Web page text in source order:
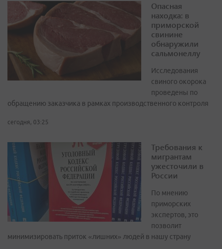
Опасная
находка: в
приморской
свинине
обнаружили
сальмонеллу
Исследования
свиного окорока
проведены по
обращению заказчика в рамках производственного контроля
сегодня, 03:25
Требования к
мигрантам
ужесточили в
России
По мнению
приморских
экспертов, это
позволит
минимизировать приток «лишних» людей в нашу страну